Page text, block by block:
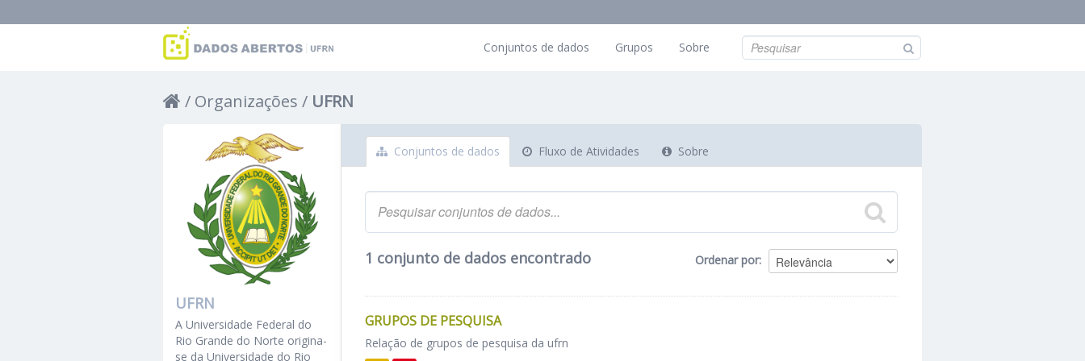
Conjuntos de dados Grupos Sobre
Organizações UFRN
Conjuntos de dados Fluxo de Atividades Sobre
Ordenar por
1 conjunto de dados encontrado
GRUPOS DE PESQUISA
Relação de grupos de pesquisa da ufrn
UFRN
A Universidade Federal do
Rio Grande do Norte origina-
se da Universidade do Rio